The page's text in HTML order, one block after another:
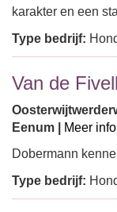
karakter en een
Type bedrijf:
Van de
Eenum |
Meer
Dobermann
Type bedrijf: